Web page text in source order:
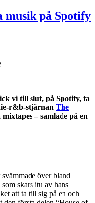
musik på Spotify
vi till slut, på Spotify, ta
r&b-stjärnan The
– samlade på en
över bland
skars itu av hans
att ta till sig på en och